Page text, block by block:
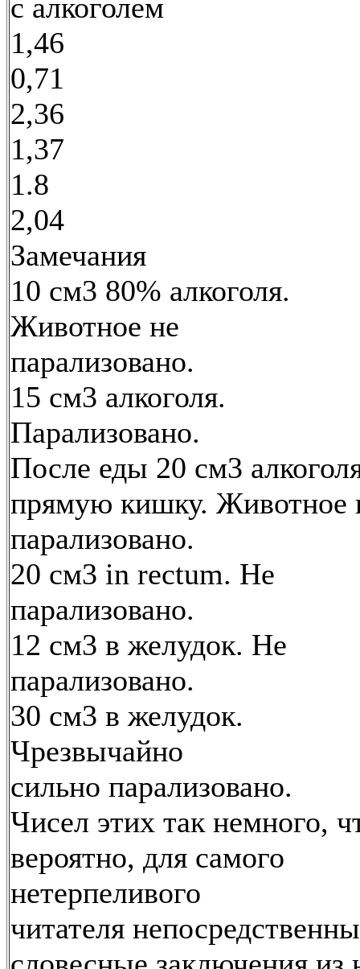
с алкоголем
1,46
0,71
2,36
1,37
1.8
2,04
Замечания
10 см3 80% алкоголя.
Животное не
парализовано.
15 см3 алкоголя.
Парализовано.
После еды 20 см3
прямую кишку. Животное
парализовано.
20 см3 in rectum. He
парализовано.
12 см3 в желудок. Не
парализовано.
30 см3 в желудок.
Чрезвычайно
сильно парализовано.
Чисел этих так немного,
вероятно, для самого
нетерпеливого
читателя